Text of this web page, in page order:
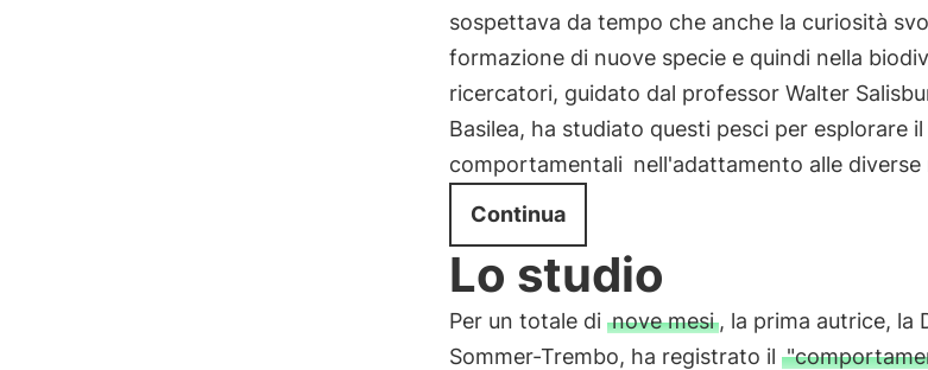
sospettava da tempo che anche la curiosità
formazione di nuove specie e quindi nella
ricercatori, guidato dal professor Walter
Basilea, ha studiato questi pesci per esplorare
comportamentali nell'adattamento alle
Continua
Lo studio
Per un totale di nove mesi, la prima autrice, la
Sommer-Trembo, ha registrato il